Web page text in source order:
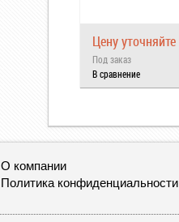
Цену уточняйте
Под заказ
В сравнение
О компании
Политика конфиденциальности